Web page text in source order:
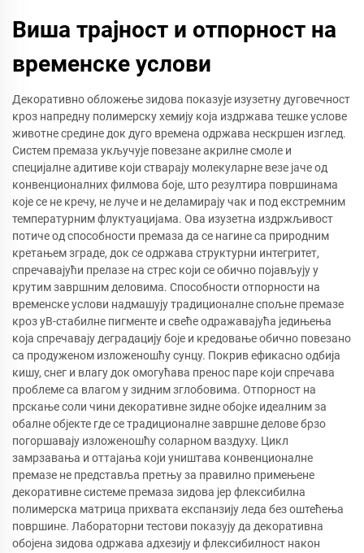
Виша трајност и отпорност на
временске услови
Декоративно обложење зидова показује изузетну дуговечност
кроз напредну полимерску хемију која издржава тешке услове
животне средине док дуго времена одржава нескршен изглед.
Систем премаза укључује повезане акрилне смоле и
специјалне адитиве који стварају молекуларне везе јаче од
конвенционалних филмова боје, што резултира површинама
које се не кречу, не луче и не деламирају чак и под екстремним
температурним флуктуацијама. Ова изузетна издржљивост
потиче од способности премаза да се нагине са природним
кретањем зграде, док се одржава структурни интегритет,
спречавајући прелазе на стрес који се обично појављују у
крутим завршним деловима. Способности отпорности на
временске услови надмашују традиционалне спољне премазе
кроз уВ-стабилне пигменте и свеће одражавајућа једињења
која спречавају деградацију боје и кредовање обично повезано
са продуженом изложеношћу сунцу. Покрив ефикасно одбија
кишу, снег и влагу док омогућава пренос паре који спречава
проблеме са влагом у зидним зглобовима. Отпорност на
прскање соли чини декоративне зидне обојке идеалним за
обалне објекте где се традиционалне завршне делове брзо
погоршавају изложеношћу соларном ваздуху. Цикл
замрзавања и оттајања који уништава конвенционалне
премазе не представља претњу за правилно примењене
декоративне системе премаза зидова јер флексибилна
полимерска матрица прихвата експанзију леда без оштећења
површине. Лабораторни тестови показују да декоративна
обојена зидова одржава адхезију и флексибилност након